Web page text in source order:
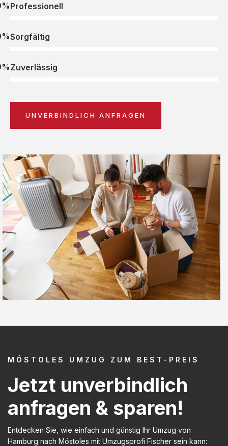
Professionell
Sorgfältig
Zuverlässig
UNVERBINDLICH ANFRAGEN
MÓSTOLES UMZUG ZUM BEST-PREIS
Jetzt unverbindlich
anfragen & sparen!
Entdecken Sie, wie einfach und günstig Ihr Umzug von
Hamburg nach Móstoles mit Umzugsprofi Fischer sein kann: